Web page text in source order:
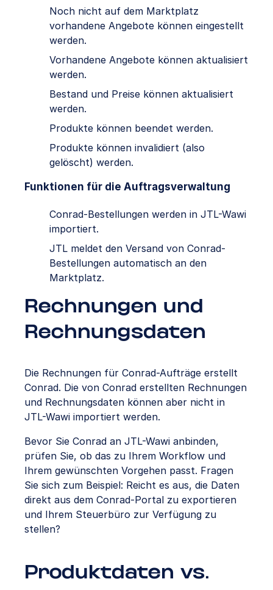
Noch nicht auf dem Marktplatz
vorhandene Angebote können eingestellt
werden.
Vorhandene Angebote können aktualisiert
werden.
Bestand und Preise können aktualisiert
werden.
Produkte können beendet werden.
Produkte können invalidiert (also
gelöscht) werden.
Funktionen für die Auftragsverwaltung
Conrad-Bestellungen werden in JTL-Wawi
importiert.
JTL meldet den Versand von Conrad-
Bestellungen automatisch an den
Marktplatz.
Rechnungen und
Rechnungsdaten
Die Rechnungen für Conrad-Aufträge erstellt
Conrad. Die von Conrad erstellten Rechnungen
und Rechnungsdaten können aber nicht in
JTL-Wawi importiert werden.
Bevor Sie Conrad an JTL-Wawi anbinden,
prüfen Sie, ob das zu Ihrem Workflow und
Ihrem gewünschten Vorgehen passt. Fragen
Sie sich zum Beispiel: Reicht es aus, die Daten
direkt aus dem Conrad-Portal zu exportieren
und Ihrem Steuerbüro zur Verfügung zu
stellen?
Produktdaten vs.